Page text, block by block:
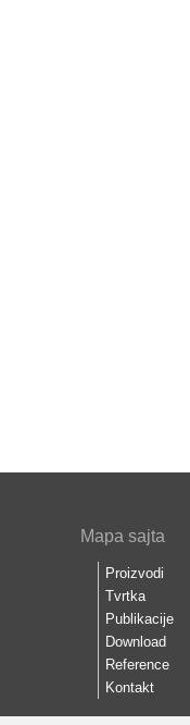
Mapa sajta
Proizvodi
Tvrtka
Publikacije
Download
Reference
Kontakt